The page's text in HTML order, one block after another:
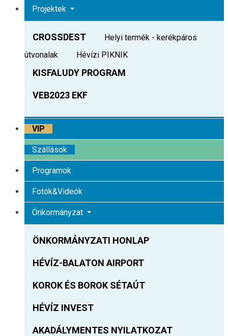
Projektek
CROSSDEST
Helyi termék - kerékpáros
útvonalak
Hévízi PIKNIK
KISFALUDY PROGRAM
VEB2023 EKF
VIP
Szállások
Programok
Fotók&Videók
Önkormányzat
ÖNKORMÁNYZATI HONLAP
HÉVÍZ-BALATON AIRPORT
KOROK ÉS BOROK SÉTAÚT
HÉVÍZ INVEST
AKADÁLYMENTES NYILATKOZAT